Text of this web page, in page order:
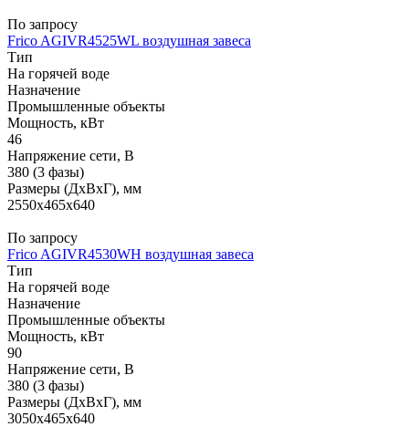
По запросу
Frico AGIVR4525WL воздушная завеса
Тип
На горячей воде
Назначение
Промышленные объекты
Мощность, кВт
46
Напряжение сети, В
380 (3 фазы)
Размеры (ДхВхГ), мм
2550x465x640
По запросу
Frico AGIVR4530WH воздушная завеса
Тип
На горячей воде
Назначение
Промышленные объекты
Мощность, кВт
90
Напряжение сети, В
380 (3 фазы)
Размеры (ДхВхГ), мм
3050x465x640